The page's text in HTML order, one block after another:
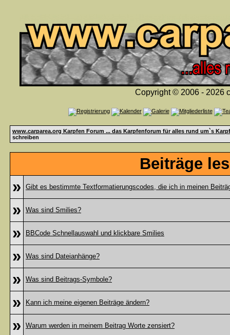
Copyright © 2006 - 2026
www.carparea.org Karpfen Forum ... das Karpfenforum für alles rund um`s
schreiben
Beiträge
»
Gibt es bestimmte Textformatierungscodes, die ich in meinen
» Was sind Smilies?
» BBCode Schnellauswahl und klickbare Smilies
» Was sind Dateianhänge?
» Was sind Beitrags-Symbole?
» Kann ich meine eigenen Beiträge ändern?
» Warum werden in meinem Beitrag Worte zensiert?